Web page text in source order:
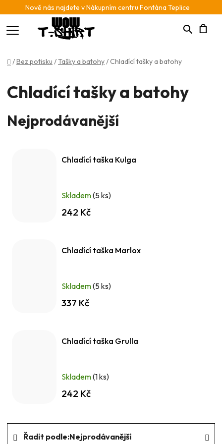
Nově nás najdete v Nákupním centru Fontána Teplice
Hledat
Domů
/Bez potisku /Tašky a batohy/Chladící tašky a batohy
Chladící tašky a batohy
Nejprodávanější
Chladící taška Kulga
Skladem(5 ks)
242 Kč
Chladící taška Marlox
Skladem(5 ks)
337 Kč
Chladící taška Grulla
Skladem(1 ks)
242 Kč
Ř
Řadit podle:Nejprodávanější